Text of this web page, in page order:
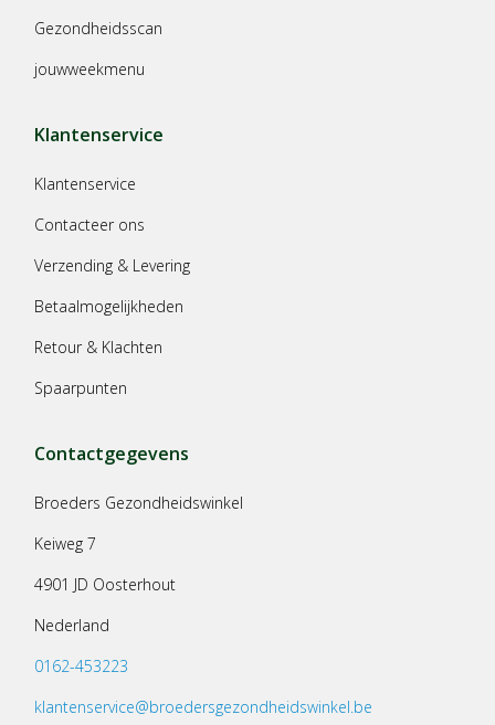
Gezondheidsscan
jouwweekmenu
Klantenservice
Klantenservice
Contacteer ons
Verzending & Levering
Betaalmogelijkheden
Retour & Klachten
Spaarpunten
Contactgegevens
Broeders Gezondheidswinkel
Keiweg 7
4901 JD Oosterhout
Nederland
0162-453223
klantenservice@broedersgezondheidswinkel.be